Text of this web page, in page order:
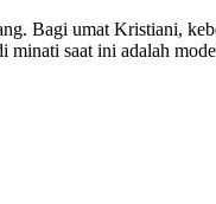
Bagi umat Kristiani,
minati saat ini adalah